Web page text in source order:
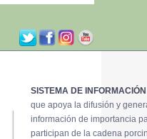
SISTEMA DE
que apoya la difusión y
información de importancia
participan de la cadena